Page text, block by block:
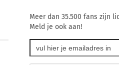
Meer dan 35.500 fans zijn
Meld je ook aan!